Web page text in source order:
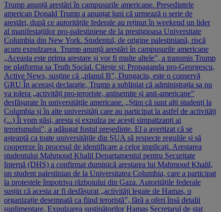
Trump anunță arestări în campusurile americane. Președintele
american Donald Trump a anunțat luni că urmează o serie de
arestări, după ce autoritățile federale au reținut în weekend un lider
al manifestațiilor pro-palestiniene de la prestigioasa Universitate
Columbia din New York. Studentul, de origine palestiniană, riscă
acum expulzarea. Trump anunță arestări în campusurile americane
„Aceasta este prima arestare și vor fi multe altele", a transmis Trump
pe platforma sa Truth Social. Citește și: Propaganda pro-Georgescu,
Active News, susține că „planul B”, Dungaciu, este o conservă
GRU În aceeași declarație, Trump a subliniat că administrația sa nu
va tolera „activități pro-teroriste, antisemite și anti-americane"
desfășurate în universitățile americane. „Știm că sunt alți studenți la
Columbia și în alte universități care au participat la astfel de activități
(...) Îi vom găsi, aresta și expulza pe acești simpatizanți ai
terorismului", a adăugat fostul președinte. El a avertizat că se
așteaptă ca toate universitățile din SUA să respecte regulile și să
coopereze în procesul de identificare a celor implicați. Arestarea
studentului Mahmoud Khalil Departamentul pentru Securitate
Internă (DHS) a confirmat duminică arestarea lui Mahmoud Khalil,
un student palestinian de la Universitatea Columbia, care a participat
la protestele împotriva războiului din Gaza. Autoritățile federale
susțin că acesta ar fi desfășurat „activități legate de Hamas, o
organizație desemnată ca fiind teroristă”, fără a oferi însă detalii
suplimentare. Expulzarea susținătorilor Hamas Secretarul de stat